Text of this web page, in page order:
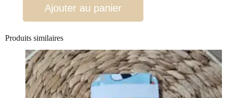
Ajouter au panier
Produits similaires